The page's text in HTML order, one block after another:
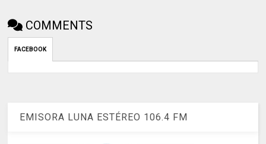
COMMENTS
FACEBOOK
EMISORA LUNA ESTÉREO 106.4 FM